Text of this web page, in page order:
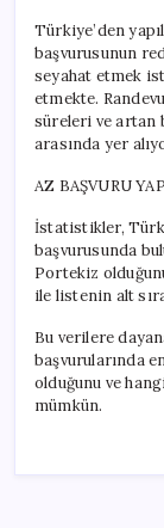
Türkiye’den
başvurusunun
seyahat etmek
etmekte.
süreleri ve artan
arasında yer
AZ BAŞVURU
İstatistikler, Türk
başvurusunda
Portekiz
ile listenin alt
Bu verilere
başvurularında
olduğunu ve
mümkün.